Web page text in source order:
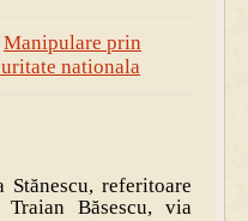
Manipulare prin
nationala
referitoare
Băsescu, via